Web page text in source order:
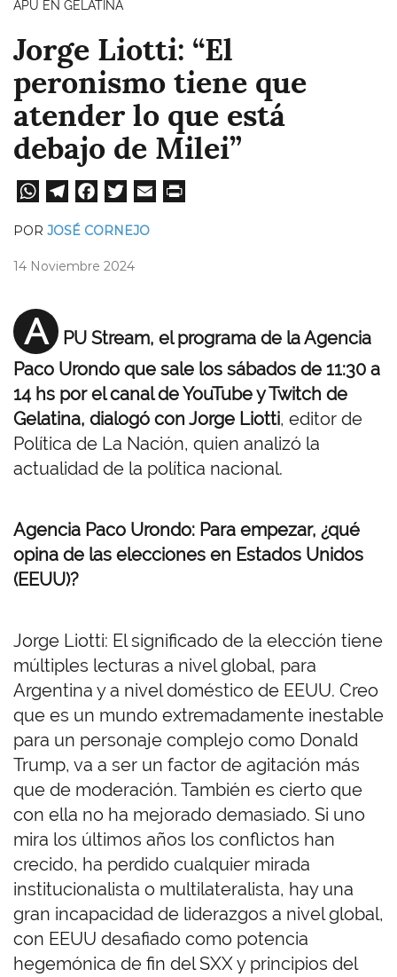
APU EN GELATINA
Jorge Liotti: “El
peronismo tiene que
atender lo que está
debajo de Milei”
W
A
pp
Te
le
a
Fa
ok er
POR JOSÉ CORNEJO
14 Noviembre 2024
A
PU Stream, el programa de la Agencia
Paco Urondo que sale los sábados de 11:30 a
14 hs por el canal de YouTube y Twitch de
Gelatina, dialogó con Jorge Liotti, editor de
Política de La Nación, quien analizó la
actualidad de la política nacional.
Agencia Paco Urondo: Para empezar, ¿qué
opina de las elecciones en Estados Unidos
(EEUU)?
Jorge Liotti: El significado de la elección tiene
múltiples lecturas a nivel global, para
Argentina y a nivel doméstico de EEUU. Creo
que es un mundo extremadamente inestable
para un personaje complejo como Donald
Trump, va a ser un factor de agitación más
que de moderación. También es cierto que
con ella no ha mejorado demasiado. Si uno
mira los últimos años los conflictos han
crecido, ha perdido cualquier mirada
institucionalista o multilateralista, hay una
gran incapacidad de liderazgos a nivel global,
con EEUU desafiado como potencia
hegemónica de fin del SXX y principios del